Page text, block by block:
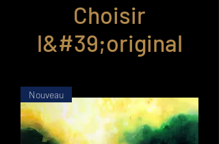
Choisir
l&#39;original
Nouveau